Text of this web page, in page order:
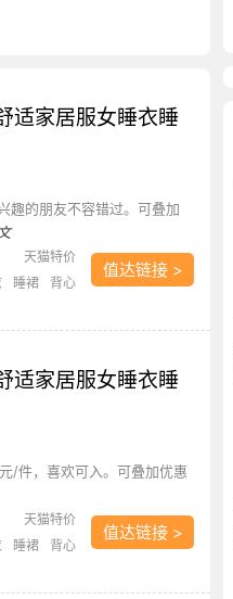
适家居服女睡衣睡
趣的朋友不容错过。可叠加
天猫特价
睡裙 背心
值达链接 >
适家居服女睡衣睡
/件，喜欢可入。可叠加优惠
天猫特价
睡裙 背心
值达链接 >